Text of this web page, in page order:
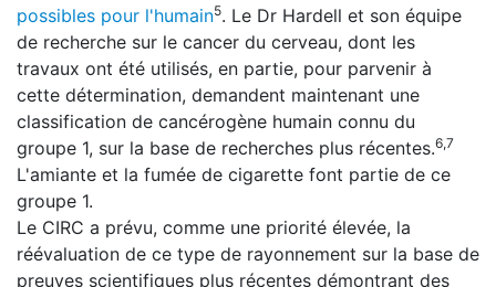
possibles pour l'humain5. Le Dr Hardell et son équipe
de recherche sur le cancer du cerveau, dont les
travaux ont été utilisés, en partie, pour parvenir à
cette détermination, demandent maintenant une
classification de cancérogène humain connu du
groupe 1, sur la base de recherches plus récentes.6,7
L'amiante et la fumée de cigarette font partie de ce
groupe 1.
Le CIRC a prévu, comme une priorité élevée, la
réévaluation de ce type de rayonnement sur la base de
preuves scientifiques plus récentes démontrant des